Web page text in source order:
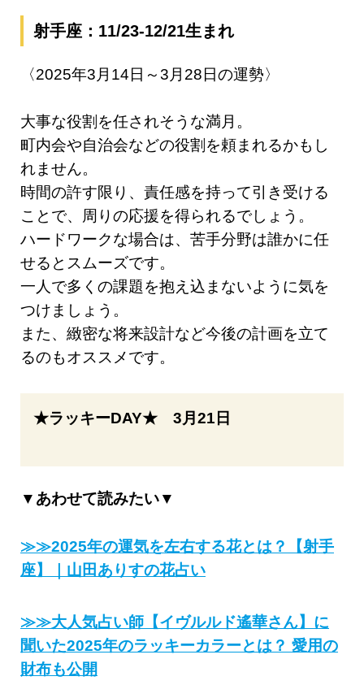
射手座：11/23-12/21生まれ
〈2025年3月14日～3月28日の運勢〉
大事な役割を任されそうな満月。
町内会や自治会などの役割を頼まれるかもし
れません。
時間の許す限り、責任感を持って引き受ける
ことで、周りの応援を得られるでしょう。
ハードワークな場合は、苦手分野は誰かに任
せるとスムーズです。
一人で多くの課題を抱え込まないように気を
つけましょう。
また、緻密な将来設計など今後の計画を立て
るのもオススメです。
★ラッキーDAY★ 3月21日
▼あわせて読みたい▼
≫≫2025年の運気を左右する花とは？【射手
座】｜山田ありすの花占い
≫≫大人気占い師【イヴルルド遙華さん】に
聞いた2025年のラッキーカラーとは？ 愛用の
財布も公開